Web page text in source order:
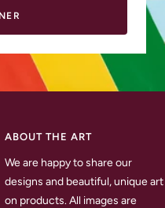
ABOUT THE ART
We are happy to share our
designs and beautiful, unique art
on products. All images are